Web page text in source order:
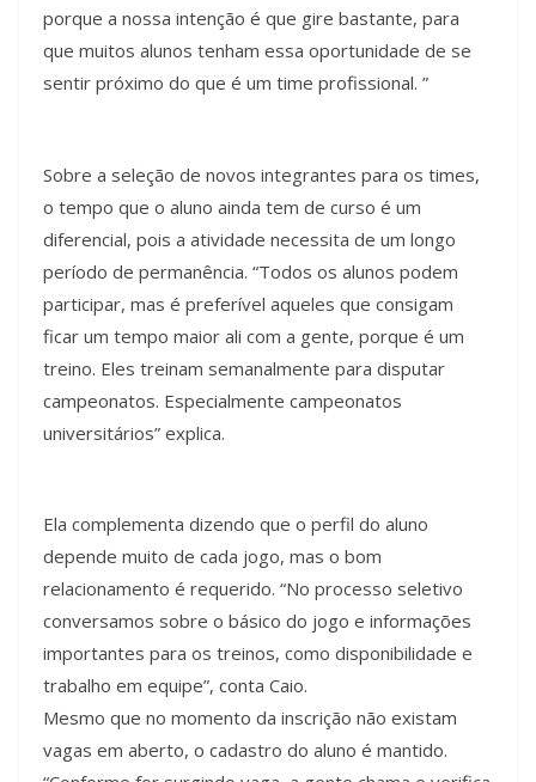
porque a nossa intenção é que gire bastante, para
que muitos alunos tenham essa oportunidade de se
sentir próximo do que é um time profissional. ”
Sobre a seleção de novos integrantes para os times,
o tempo que o aluno ainda tem de curso é um
diferencial, pois a atividade necessita de um longo
período de permanência. “Todos os alunos podem
participar, mas é preferível aqueles que consigam
ficar um tempo maior ali com a gente, porque é um
treino. Eles treinam semanalmente para disputar
campeonatos. Especialmente campeonatos
universitários” explica.
Ela complementa dizendo que o perfil do aluno
depende muito de cada jogo, mas o bom
relacionamento é requerido. “No processo seletivo
conversamos sobre o básico do jogo e informações
importantes para os treinos, como disponibilidade e
trabalho em equipe”, conta Caio.
Mesmo que no momento da inscrição não existam
vagas em aberto, o cadastro do aluno é mantido.